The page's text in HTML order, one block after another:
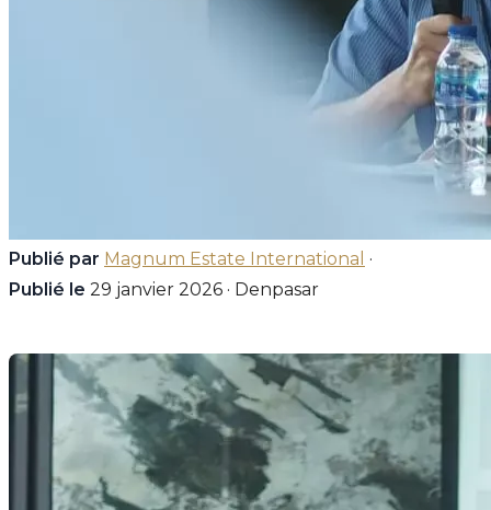
Publié par Magnum Estate International ·
Publié le 29 janvier 2026 · Denpasar